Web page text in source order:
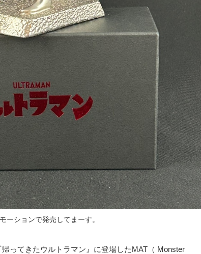
ーションで発売してまーす。
ってきたウルトラマン』に登場したMAT（ Monster